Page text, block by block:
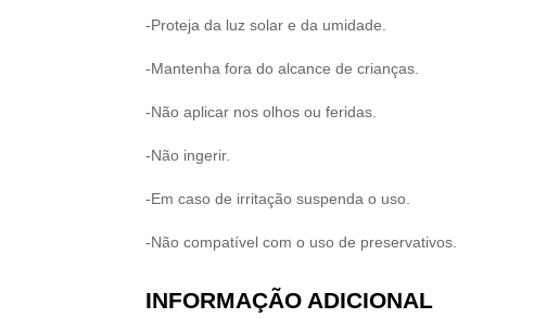
-Proteja da luz solar e da umidade.
-Mantenha fora do alcance de crianças.
-Não aplicar nos olhos ou feridas.
-Não ingerir.
-Em caso de irritação suspenda o uso.
-Não compatível com o uso de preservativos.
INFORMAÇÃO ADICIONAL